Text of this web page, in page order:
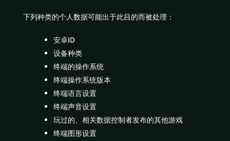
下列种类的个人数据可能出于此目的而被处理：
安卓ID
设备种类
终端的操作系统
终端操作系统版本
终端语言设置
终端声音设置
玩过的、相关数据控制者发布的其他游戏
终端图形设置